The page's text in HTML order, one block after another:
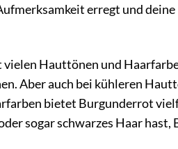
erregt und
Hauttönen und
Aber auch bei kühleren
bietet Burgunderrot
sogar schwarzes Haar hast,